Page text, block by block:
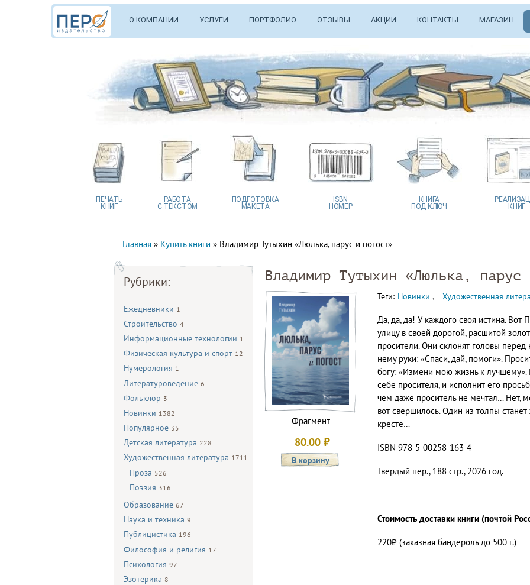
О КОМПАНИИ УСЛУГИ ПОРТФОЛИО ОТЗЫВЫ АКЦИИ КОНТАКТЫ МАГАЗИН
ПЕЧАТЬ
КНИГ
РАБОТА
С ТЕКСТОМ
ПОДГОТОВКА
МАКЕТА
ISBN
НОМЕР
КНИГА
ПОД КЛЮЧ
КНИГ
Главная » Купить книги » Владимир Тутыхин «Люлька, парус и погост»
Рубрики:
Ежедневники 1
Строительство 4
Информационные технологии 1
Физическая культура и спорт 12
Нумерология 1
Литературоведение 6
Фольклор 3
Новинки 1382
Популярное 35
Детская литература 228
Художественная литература 1711
Проза 526
Поэзия 316
Образование 67
Наука и техника 9
Публицистика 196
Философия и религия 17
Психология 97
Эзотерика 8
Владимир Тутыхин «Люлька, парус
Фрагмент
80.00 ₽
Теги: Новинки Художественная
Да, да, да! У каждого своя истина. Вот
улицу в своей дорогой, расшитой
просители. Они склонят головы
нему руки: «Спаси, дай, помоги».
богу: «Измени мою жизнь к лучшему».
себе просителя, и исполнит его
чем даже проситель не мечтал… Нет,
вот свершилось. Один из толпы
кресте…
ISBN 978-5-00258-163-4
Твердый пер., 188 стр., 2026 год.
Стоимость доставки книги (почтой
220₽ (заказная бандероль до 500 г.)